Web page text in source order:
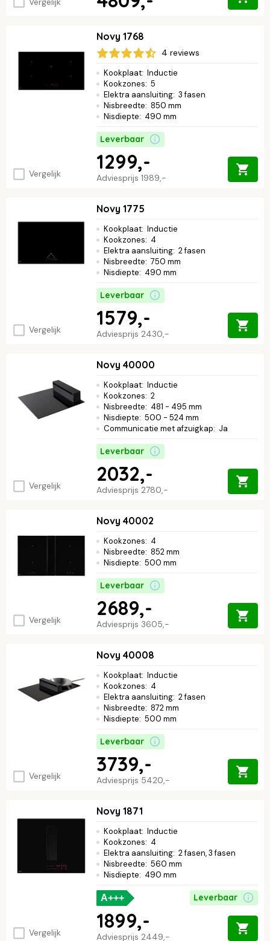
Vergelijk
Novy 1768
4 reviews
Kookplaat: Inductie
Kookzones: 5
Elektra aansluiting: 3 fasen
Nisbreedte: 850 mm
Nisdiepte: 490 mm
Leverbaar
Adviesprijs 1989,-
1299,-
Vergelijk
Novy 1775
Kookplaat: Inductie
Kookzones: 4
Elektra aansluiting: 2 fasen
Nisbreedte: 750 mm
Nisdiepte: 490 mm
Leverbaar
Adviesprijs 2430,-
1579,-
Vergelijk
Novy 40000
Kookplaat: Inductie
Kookzones: 2
Nisbreedte: 481 - 495 mm
Nisdiepte: 500 - 524 mm
Communicatie met afzuigkap: Ja
Leverbaar
Adviesprijs 2780,-
2032,-
Vergelijk
Novy 40002
Kookzones: 4
Nisbreedte: 852 mm
Nisdiepte: 500 mm
Leverbaar
Adviesprijs 3605,-
2689,-
Vergelijk
Novy 40008
Kookplaat: Inductie
Kookzones: 4
Elektra aansluiting: 2 fasen
Nisbreedte: 872 mm
Nisdiepte: 500 mm
Leverbaar
Adviesprijs 5420,-
3739,-
Vergelijk
Novy 1871
Kookplaat: Inductie
Kookzones: 4
Elektra aansluiting: 2 fasen, 3 fasen
Nisbreedte: 560 mm
Nisdiepte: 490 mm
A+++ Leverbaar
Adviesprijs 2449,-
1899,-